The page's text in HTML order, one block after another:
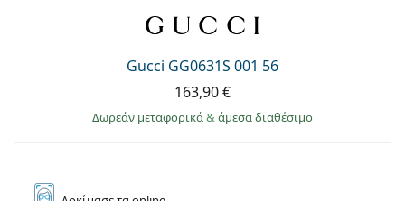
Gucci GG0631S 001 56
163,90 €
Δωρεάν μεταφορικά & άμεσα διαθέσιμο